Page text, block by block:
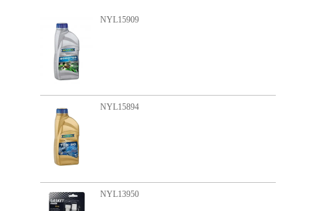
NYL15909
NYL15894
NYL13950